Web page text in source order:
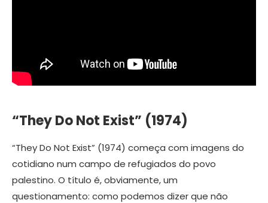
“They Do Not Exist” (1974)
“They Do Not Exist” (1974) começa com imagens do
cotidiano num campo de refugiados do povo
palestino. O título é, obviamente, um
questionamento: como podemos dizer que não